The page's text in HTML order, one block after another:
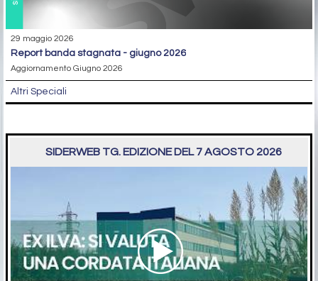
29 maggio 2026
report banda stagnata - giugno 2026
Aggiornamento Giugno 2026
Altri Speciali
SIDERWEB TG. EDIZIONE DEL 7 AGOSTO 2026